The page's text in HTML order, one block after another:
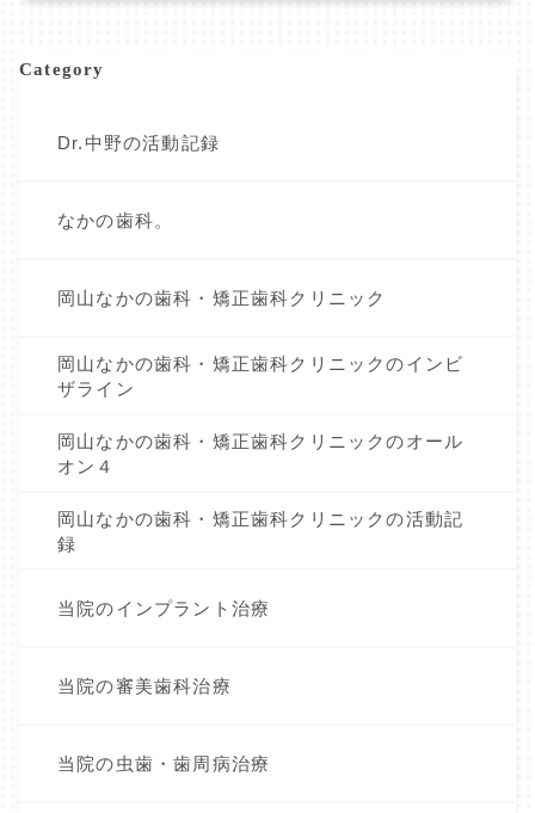
Category
Dr.中野の活動記録
なかの歯科。
岡山なかの歯科・矯正歯科クリニック
岡山なかの歯科・矯正歯科クリニックのインビ
ザライン
岡山なかの歯科・矯正歯科クリニックのオール
オン４
岡山なかの歯科・矯正歯科クリニックの活動記
録
当院のインプラント治療
当院の審美歯科治療
当院の虫歯・歯周病治療